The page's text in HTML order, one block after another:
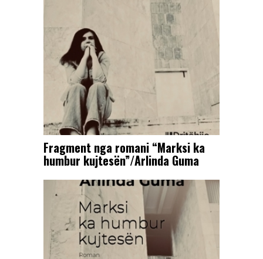
Fragment nga romani “Marksi ka
humbur kujtesën”/Arlinda Guma